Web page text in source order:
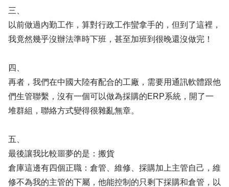
三、
以前做過內勤工作，算對行政工作蠻拿手的，但到了這裡，
我竟然幾乎沒辦法準時下班，甚至加班到很晚還沒做完！
四、
再者，我們在中國大陸有配合的工廠，需要用通訊軟體跟他
們生管聯繫，沒有一個可以做為採購的ERP系統，開了一
堆群組，聯絡方式變得很雜亂無章。
五、
最後讓我比較噩夢的是：搬貨
倉庫這邊有四個正職：倉管、維修、採購加上主管自己，維
修不為我的主管的下屬，他能控制的只剩下採購和倉管，以